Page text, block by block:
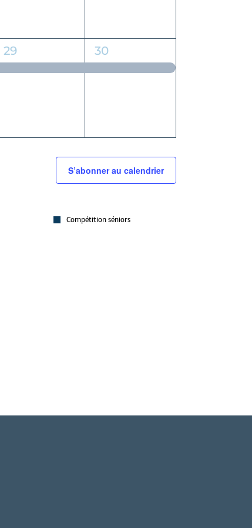
1
évènement,
29
1
évènement,
30
S’abonner au calendrier
Compétition séniors